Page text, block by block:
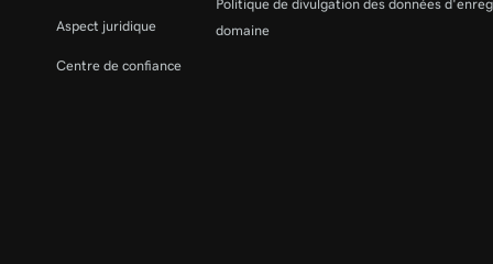
Aspect juridique
Centre de confiance
Politique de divulgation des données
domaine